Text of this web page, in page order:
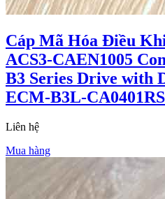
Cáp Mã Hóa Điều
ACS3-CAEN1005
B3 Series Drive with
ECM-B3L-
Liên hệ
Mua hàng